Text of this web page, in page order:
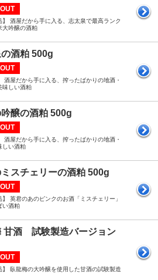
】 酒屋だから手に入る、志太泉で最高ランク
大吟醸の酒粕
酒粕 500g
酒屋だから手に入る、搾ったばかりの地酒・
味しい酒粕
醸の酒粕 500g
酒屋だから手に入る、搾ったばかりの地酒・
しい酒粕
スチェリーの酒粕 500g
】 英君のあのピンクのお酒「ミスチェリー」
い酒粕
甘酒 試験製造バージョン
】 臥龍梅の大吟醸を使用した甘酒の試験製造